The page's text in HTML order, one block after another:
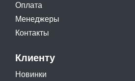
Оплата
Менеджеры
Контакты
Клиенту
Новинки